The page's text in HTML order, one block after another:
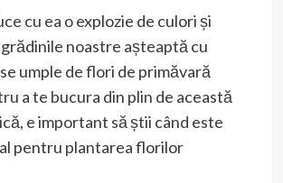
cu ea o explozie de culori și
noastre așteaptă cu
umple de flori de primăvară
a te bucura din plin de această
e important să știi când este
pentru plantarea florilor